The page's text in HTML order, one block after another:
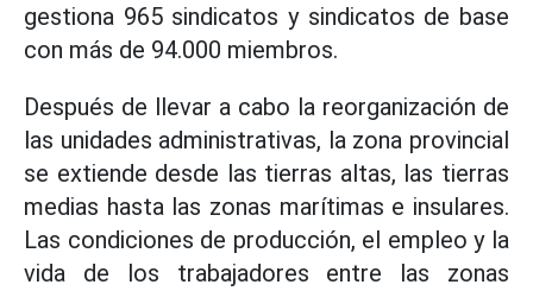
gestiona 965 sindicatos y sindicatos de base
con más de 94.000 miembros.
Después de llevar a cabo la reorganización de
las unidades administrativas, la zona provincial
se extiende desde las tierras altas, las tierras
medias hasta las zonas marítimas e insulares.
Las condiciones de producción, el empleo y la
vida de los trabajadores entre las zonas